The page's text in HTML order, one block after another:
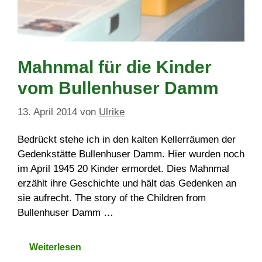
Mahnmal für die Kinder
vom Bullenhuser Damm
13. April 2014 von Ulrike
Bedrückt stehe ich in den kalten Kellerräumen der
Gedenkstätte Bullenhuser Damm. Hier wurden noch
im April 1945 20 Kinder ermordet. Dies Mahnmal
erzählt ihre Geschichte und hält das Gedenken an
sie aufrecht. The story of the Children from
Bullenhuser Damm …
Weiterlesen